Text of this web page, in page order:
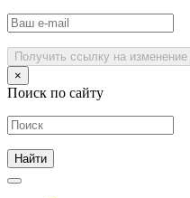
Получить ссылку на изменение
×
Поиск по сайту